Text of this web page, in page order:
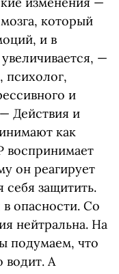
который
и в
—
психолог,
и
Действия и
как
воспринимает
он реагирует
себя защитить.
опасности. Со
нейтральна. На
подумаем, что
водит. А